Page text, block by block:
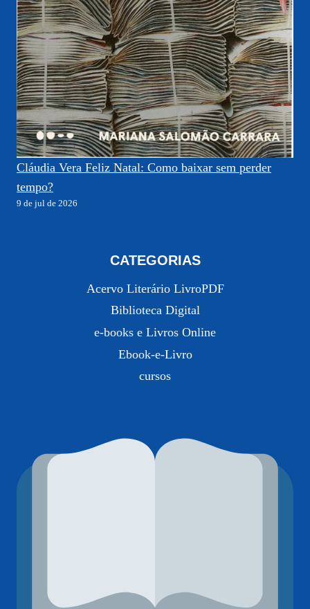
Cláudia Vera Feliz Natal: Como baixar sem perder
tempo?
9 de jul de 2026
CATEGORIAS
Acervo Literário LivroPDF
Biblioteca Digital
e-books e Livros Online
Ebook-e-Livro
cursos